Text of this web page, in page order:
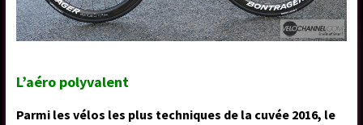
L’aéro polyvalent
Parmi les vélos les plus techniques de la cuvée 2016, le